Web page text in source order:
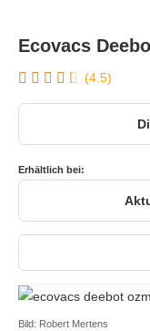
Ecovacs
(4.5)
Erhältlich bei:
Bild: Robert Mertens